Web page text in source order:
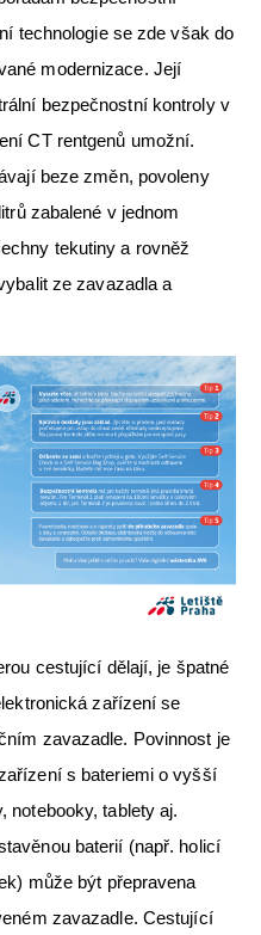
technologie se zde však do
modernizace. Její
bezpečnostní kontroly v
CT rentgenů umožní.
beze změn, povoleny
zabalené v jednom
tekutiny a rovněž
ze zavazadla a
cestující dělají, je špatné
zařízení se
zavazadle. Povinnost je
s bateriemi o vyšší
notebooky, tablety aj.
baterií (např. holicí
může být přepravena
zavazadle. Cestující